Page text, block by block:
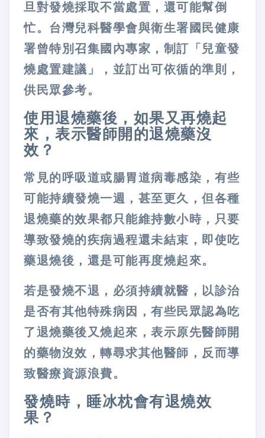
旦對發燒採取不當處置，還可能幫倒
忙。台灣兒科醫學會與衛生署國民健康
署曾特別召集國內專家，制訂「兒童發
燒處置建議」，並訂出可依循的準則，
供民眾參考。
使用退燒藥後，如果又再燒起
來，表示醫師開的退燒藥沒
效？
常見的呼吸道或腸胃道病毒感染，有些
可能持續發燒一週，甚至更久，但各種
退燒藥的效果都只能維持數小時，只要
導致發燒的疾病過程還未結束，即使吃
藥退燒後，還是可能再度燒起來。
若是發燒不退，必須持續就醫，以診治
是否有其他特殊病因，有些民眾認為吃
了退燒藥後又燒起來，表示原先醫師開
的藥物沒效，轉尋求其他醫師，反而導
致醫療資源浪費。
發燒時，睡冰枕會有退燒效
果？